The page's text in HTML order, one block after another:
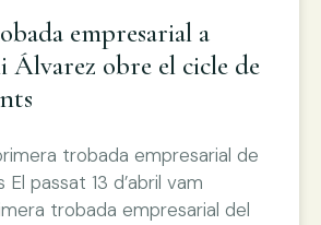
empresarial a
Álvarez obre el cicle de
trobada empresarial de
passat 13 d’abril vam
trobada empresarial del